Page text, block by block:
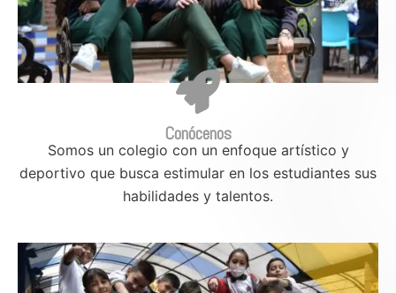
Conócenos
Somos un colegio con un enfoque artístico y
deportivo que busca estimular en los estudiantes sus
habilidades y talentos.